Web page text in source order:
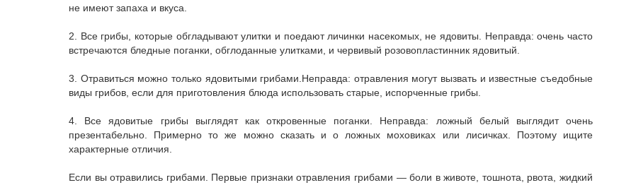
не имеют запаха и вкуса.
2. Все грибы, которые обгладывают улитки и поедают личинки насекомых, не ядовиты. Неправда: очень часто
встречаются бледные поганки, обглоданные улитками, и червивый розовопластинник ядовитый.
3. Отравиться можно только ядовитыми грибами.Неправда: отравления могут вызвать и известные съедобные
виды грибов, если для приготовления блюда использовать старые, испорченные грибы.
4. Все ядовитые грибы выглядят как откровенные поганки. Неправда: ложный белый выглядит очень
презентабельно. Примерно то же можно сказать и о ложных моховиках или лисичках. Поэтому ищите
характерные отличия.
Если вы отравились грибами. Первые признаки отравления грибами — боли в животе, тошнота, рвота, жидкий